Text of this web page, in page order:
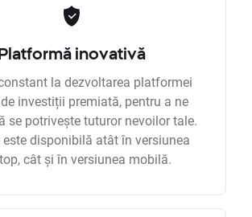
inovativă
la dezvoltarea platformei
investiții premiată, pentru a ne
se potrivește tuturor nevoilor tale.
este disponibilă atât în versiunea
cât și în versiunea mobilă.